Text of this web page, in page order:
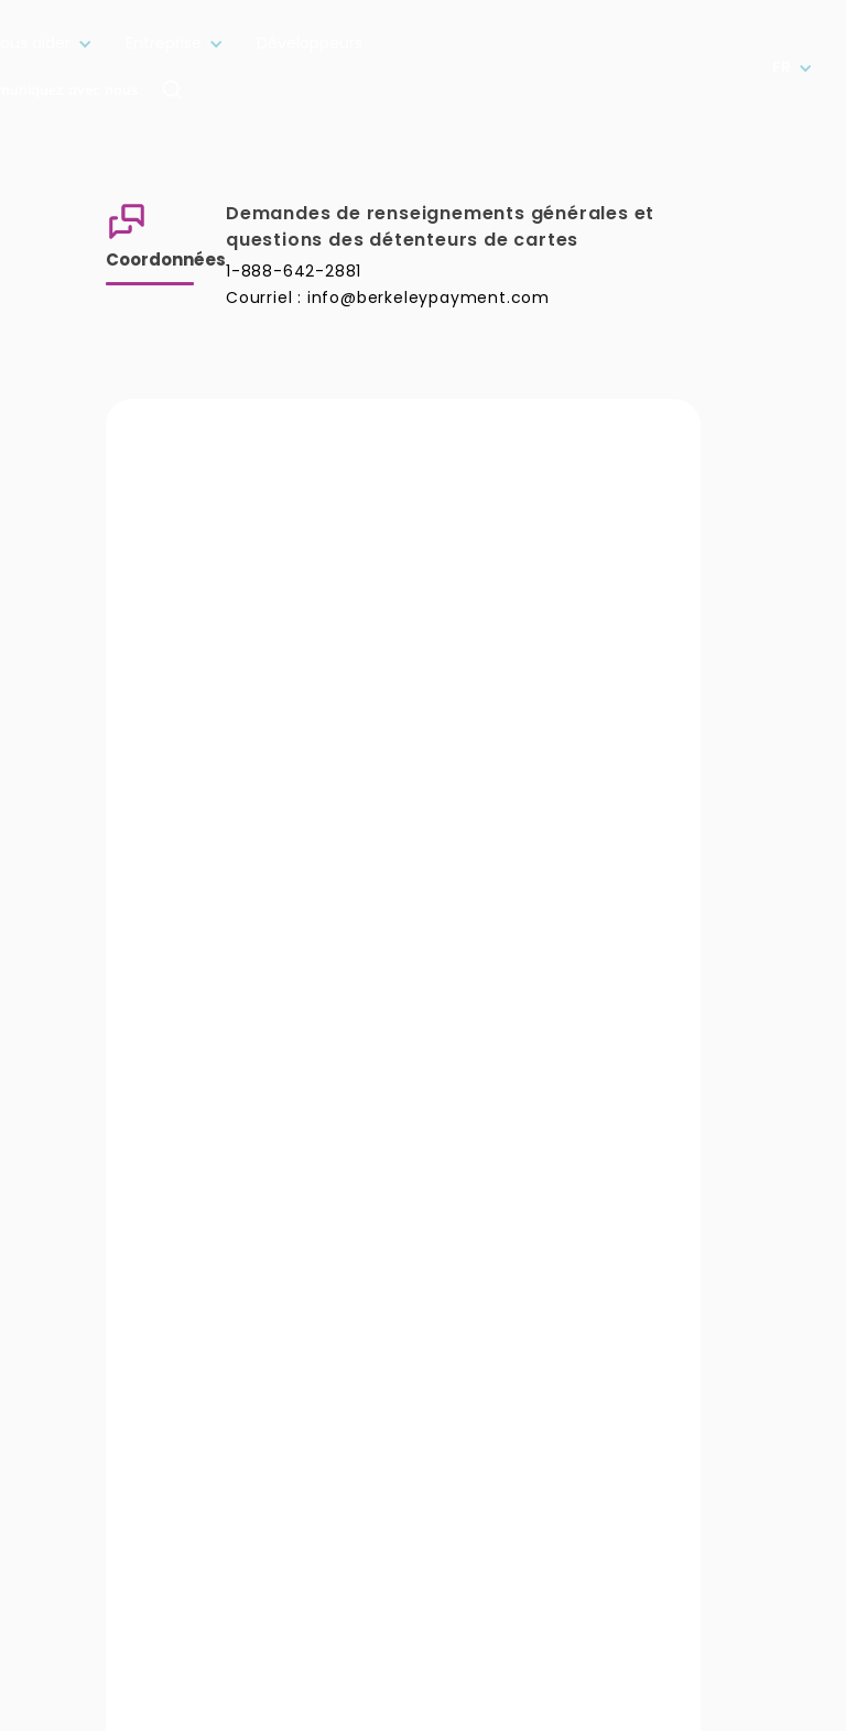
Coordonnées
Demandes de renseignements générales et
questions des détenteurs de cartes
1-888-642-2881
Courriel : info@berkeleypayment.com